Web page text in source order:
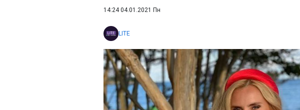
14:24 04.01.2021 Пн
LITE